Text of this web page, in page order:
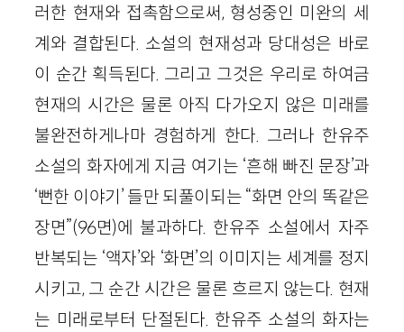
러한 현재와 접촉함으로써, 형성중인 미완의 세
계와 결합된다. 소설의 현재성과 당대성은 바로
이 순간 획득된다. 그리고 그것은 우리로 하여금
현재의 시간은 물론 아직 다가오지 않은 미래를
불완전하게나마 경험하게 한다. 그러나 한유주
소설의 화자에게 지금 여기는 ‘흔해 빠진 문장’과
‘뻔한 이야기’ 들만 되풀이되는 “화면 안의 똑같은
장면”(96면)에 불과하다. 한유주 소설에서 자주
반복되는 ‘액자’와 ‘화면’의 이미지는 세계를 정지
시키고, 그 순간 시간은 물론 흐르지 않는다. 현재
는 미래로부터 단절된다. 한유주 소설의 화자는